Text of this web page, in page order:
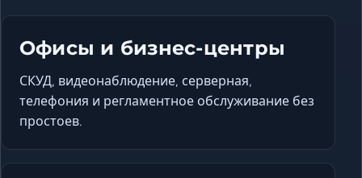
Офисы и бизнес-центры
СКУД, видеонаблюдение, серверная,
телефония и регламентное обслуживание без
простоев.